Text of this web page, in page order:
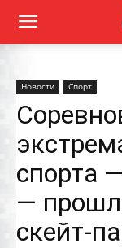
Новости Спорт
спорта
—
скейт-